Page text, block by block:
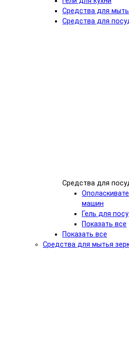
Средства для
Средства для
Средства для
машин
Гель для
Показать все
Показать все
Средства для мытья